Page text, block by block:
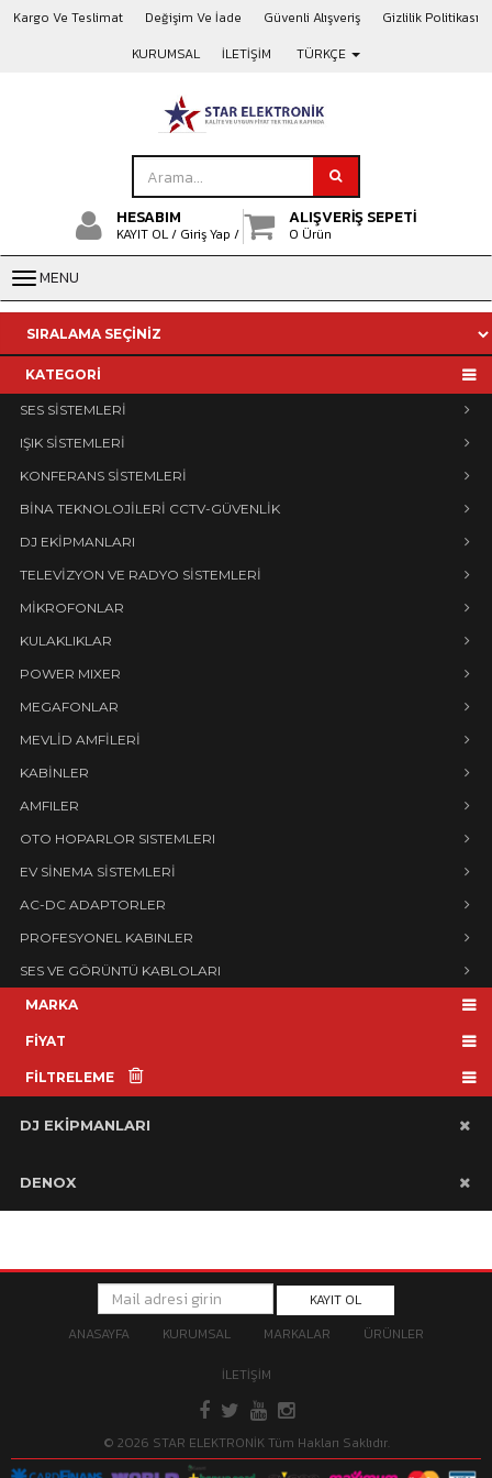
Kargo Ve Teslimat Değişim Ve İade Güvenli Alışveriş
Gizlilik Politikası
KURUMSAL
İLETİŞİM TÜRKÇE
HESABIM
KAYIT OL / Giriş Yap /
ALIŞVERİŞ SEPETİ
0 Ürün
MENU
KATEGORİ
SES SİSTEMLERİ
IŞIK SİSTEMLERİ
KONFERANS SİSTEMLERİ
BİNA TEKNOLOJİLERİ CCTV-GÜVENLİK
DJ EKİPMANLARI
TELEVİZYON VE RADYO SİSTEMLERİ
MİKROFONLAR
KULAKLIKLAR
POWER MIXER
MEGAFONLAR
MEVLİD AMFİLERİ
KABİNLER
AMFILER
OTO HOPARLOR SISTEMLERI
EV SİNEMA SİSTEMLERİ
AC-DC ADAPTORLER
PROFESYONEL KABINLER
SES VE GÖRÜNTÜ KABLOLARI
MARKA
FİYAT
FİLTRELEME
DJ EKİPMANLARI
DENOX
KAYIT OL
ANASAYFA
KURUMSAL MARKALAR ÜRÜNLER
İLETİŞİM
© 2026 STAR ELEKTRONİK Tüm Hakları Saklıdır.